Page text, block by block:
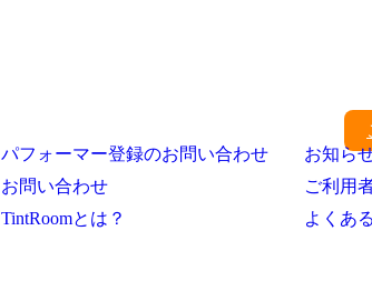
パフォーマー登録のお問い合わせ
お問い合わせ
TintRoomとは？
お知ら
ご利用
よくあ